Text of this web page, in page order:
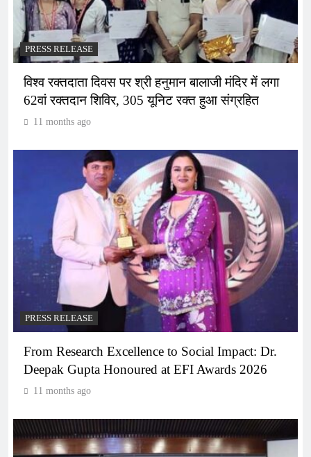
PRESS RELEASE
विश्व रक्तदाता दिवस पर श्री हनुमान बालाजी मंदिर में लगा
62वां रक्तदान शिविर, 305 यूनिट रक्त हुआ संग्रहित
11 months ago
PRESS RELEASE
From Research Excellence to Social Impact: Dr.
Deepak Gupta Honoured at EFI Awards 2026
11 months ago